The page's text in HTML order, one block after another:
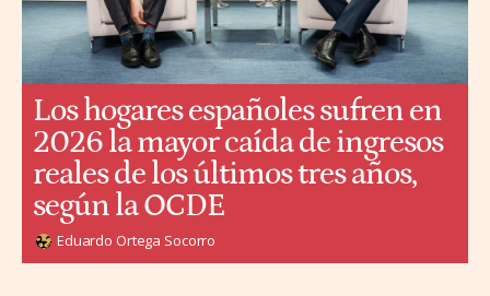
Los hogares españoles sufren en
2026 la mayor caída de ingresos
reales de los últimos tres años,
según la OCDE
Eduardo Ortega Socorro